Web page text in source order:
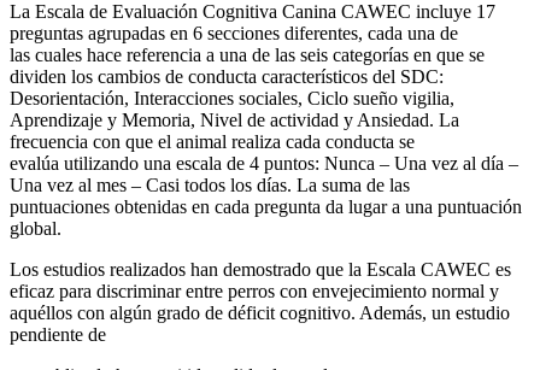
La Escala de Evaluación Cognitiva Canina CAWEC incluye 17
preguntas agrupadas en 6 secciones diferentes, cada una de
las cuales hace referencia a una de las seis categorías en que se
dividen los cambios de conducta característicos del SDC:
Desorientación, Interacciones sociales, Ciclo sueño vigilia,
Aprendizaje y Memoria, Nivel de actividad y Ansiedad. La
frecuencia con que el animal realiza cada conducta se
evalúa utilizando una escala de 4 puntos: Nunca – Una vez al día –
Una vez al mes – Casi todos los días. La suma de las
puntuaciones obtenidas en cada pregunta da lugar a una puntuación
global.
Los estudios realizados han demostrado que la Escala CAWEC es
eficaz para discriminar entre perros con envejecimiento normal y
aquéllos con algún grado de déficit cognitivo. Además, un estudio
pendiente de